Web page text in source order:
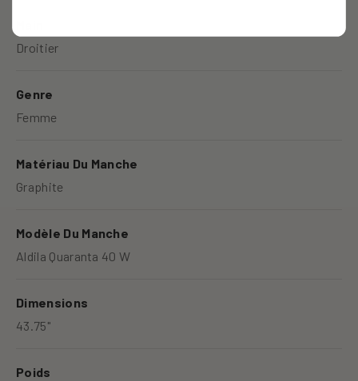
Droitier
Genre
Femme
Matériau Du Manche
Graphite
Modèle Du Manche
Aldila Quaranta 40 W
Dimensions
43.75"
Poids